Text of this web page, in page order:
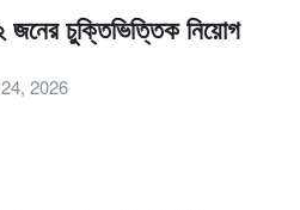
জনের চুক্তিভিত্তিক নিয়োগ
2026